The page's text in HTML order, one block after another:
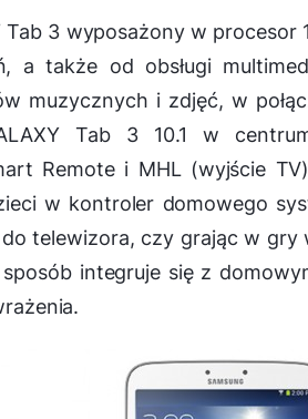
3 wyposażony w procesor
a także od obsługi
muzycznych i zdjęć, w
Tab 3 10.1 w
Remote i MHL (wyjście
w kontroler domowego
telewizora, czy grając w gry
integruje się z